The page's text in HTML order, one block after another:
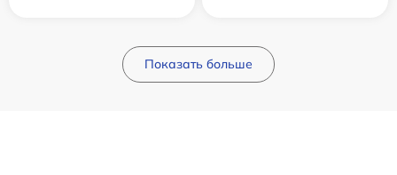
Показать больше